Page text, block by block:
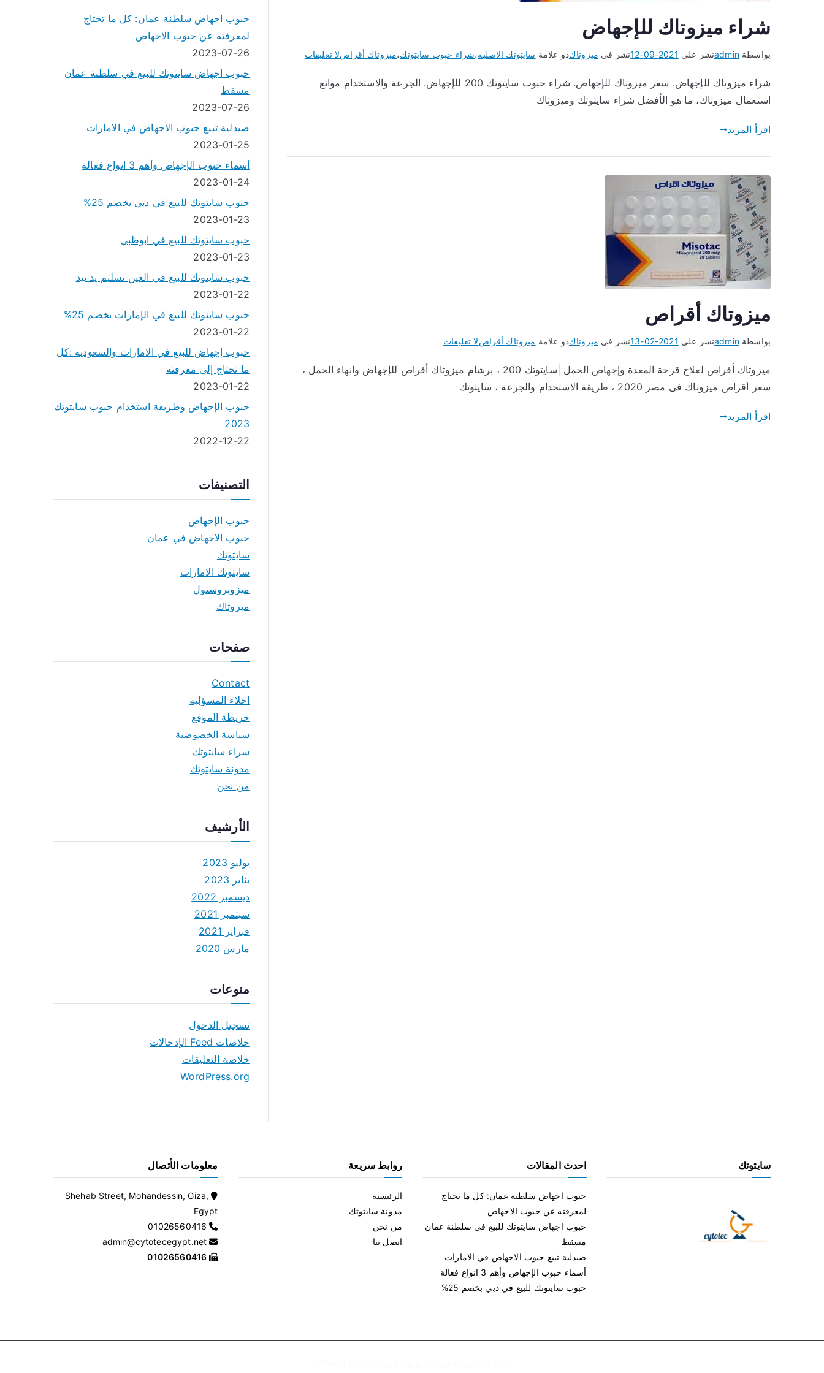
شراء ميزوتاك للإجهاض
بواسطةadminنشر على 2021-09-12 نشر في ميزوتاكذو علامة سايتوتك الاصليه،شراء حبوب سايتوتك،ميزوتاك أقراصلا تعليقات
شراء ميزوتاك للإجهاض. سعر ميزوتاك للإجهاض. شراء حبوب سايتوتك 200 للإجهاض. الجرعة والاستخدام موانع
استعمال ميزوتاك، ما هو الأفضل شراء سايتوتك وميزوتاك
اقرأ المزيد
ميزوتاك أقراص
بواسطةadminنشر على 2021-02-13 نشر في ميزوتاكذو علامة ميزوتاك أقراصلا تعليقاتعلى
أقراص
ميزوتاك أقراص لعلاج قرحة المعدة وإجهاض الحمل |سايتوتك 200 ، برشام ميزوتاك أقراص للإجهاض وانهاء الحمل ،
سعر أقراص ميزوتاك فى مصر 2020 ، طريقة الاستخدام والجرعة ، سايتوتك
اقرأ المزيد
حبوب اجهاض سلطنة عمان: كل ما تحتاج
لمعرفته عن حبوب الاجهاض
2023-07-26
حبوب اجهاض سايتوتك للبيع في سلطنة عمان
مسقط
2023-07-26
صيدلية تبيع حبوب الاجهاض في الامارات
2023-01-25
أسماء حبوب الإجهاض وأهم 3 انواع فعالة
2023-01-24
حبوب سايتوتك للبيع في دبي بخصم 25%
2023-01-23
حبوب سايتوتك للبيع في ابوظبي
2023-01-23
حبوب سايتوتك للبيع في العين تسليم يد بيد
2023-01-22
حبوب سايتوتك للبيع في الإمارات بخصم 25%
2023-01-22
حبوب إجهاض للبيع في الامارات والسعودية :كل
ما تحتاج إلى معرفته
2023-01-22
حبوب الإجهاض وطريقة استخدام حبوب سايتوتك
2023
2022-12-22
التصنيفات
حبوب الإجهاض
حبوب الاجهاض في عمان
سايتوتك
سايتوتك الامارات
ميزوبروستول
ميزوتاك
صفحات
Contact
اخلاء المسؤلية
خريطة الموقع
سياسة الخصوصية
شراء سايتوتك
مدونة سايتوتك
من نحن
الأرشيف
يوليو 2023
يناير 2023
ديسمبر 2022
سبتمبر 2021
فبراير 2021
مارس 2020
منوعات
تسجيل الدخول
خلاصات Feed الإدخالات
خلاصة التعليقات
WordPress.org
سايتوتك احدث المقالات
حبوب اجهاض سلطنة عمان: كل ما تحتاج
لمعرفته عن حبوب الاجهاض
حبوب اجهاض سايتوتك للبيع في سلطنة عمان
مسقط
صيدلية تبيع حبوب الاجهاض في الامارات
أسماء حبوب الإجهاض وأهم 3 انواع فعالة
حبوب سايتوتك للبيع في دبي بخصم 25%
روابط سريعة
الرئيسية
مدونة سايتوتك
من نحن
اتصل بنا
معلومات الأتصال
Shehab Street, Mohandessin, Giza,
Egypt
01026560416
admin@cytotecegypt.net
01026560416